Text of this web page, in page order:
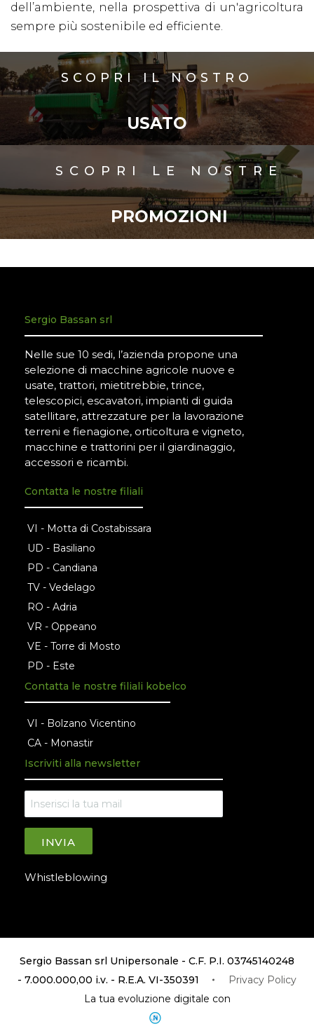
dell’ambiente, nella prospettiva di un'agricoltura
sempre più sostenibile ed efficiente.
SCOPRI IL NOSTRO
USATO
SCOPRI LE NOSTRE
PROMOZIONI
Sergio Bassan srl
Nelle sue 10 sedi, l’azienda propone una
selezione di macchine agricole nuove e
usate, trattori, mietitrebbie, trince,
telescopici, escavatori, impianti di guida
satellitare, attrezzature per la lavorazione
terreni e fienagione, orticoltura e vigneto,
macchine e trattorini per il giardinaggio,
accessori e ricambi.
Contatta le nostre filiali
VI - Motta di Costabissara
UD - Basiliano
PD - Candiana
TV - Vedelago
RO - Adria
VR - Oppeano
VE - Torre di Mosto
PD - Este
Contatta le nostre filiali kobelco
VI - Bolzano Vicentino
CA - Monastir
Iscriviti alla newsletter
INVIA
Whistleblowing
Sergio Bassan srl Unipersonale - C.F. P.I. 03745140248
- 7.000.000,00 i.v. - R.E.A. VI-350391
Privacy Policy
La tua evoluzione digitale con